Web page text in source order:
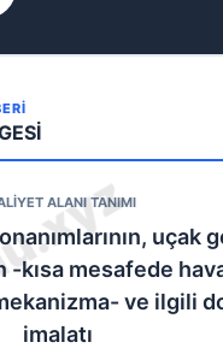
ALANI TANIMI
uçak
kısa mesafede
ve ilgili
imalatı